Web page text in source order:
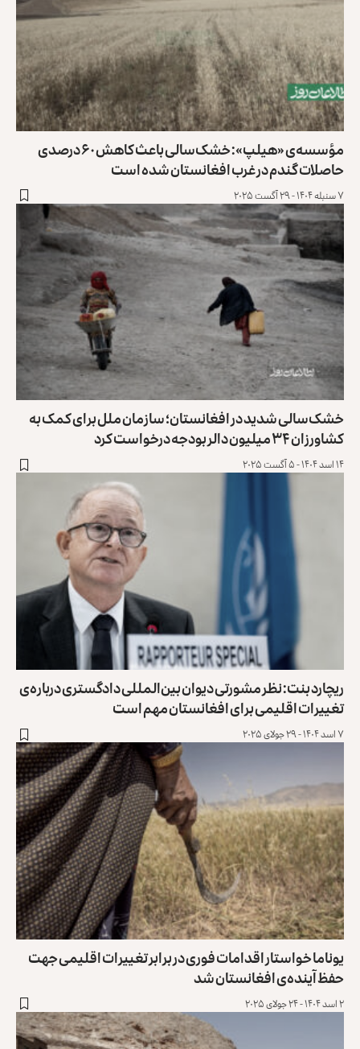
مؤسسه‌ی «هیلپ»: خشک‌سالی باعث کاهش ۶۰ درصدی
حاصلات گندم در غرب افغانستان شده است
۷ سنبله ۱۴۰۴ - ۲۹ آگست ۲۰۲۵
خشک‌سالی شدید در افغانستان؛ سازمان ملل برای کمک به
‏کشاورزان ۳۴ میلیون دالر بودجه درخواست کرد
۱۴ اسد ۱۴۰۴ - ۵ آگست ۲۰۲۵
ریچارد بنت: نظر مشورتی دیوان بین‌المللی دادگستری درباره‌ی
تغییرات ‏اقلیمی برای افغانستان مهم است
۷ اسد ۱۴۰۴ - ۲۹ جولای ۲۰۲۵
یوناما خواستار اقدامات فوری در برابر تغییرات اقلیمی جهت
حفظ آینده‌ی افغانستان شد
۲ اسد ۱۴۰۴ - ۲۴ جولای ۲۰۲۵